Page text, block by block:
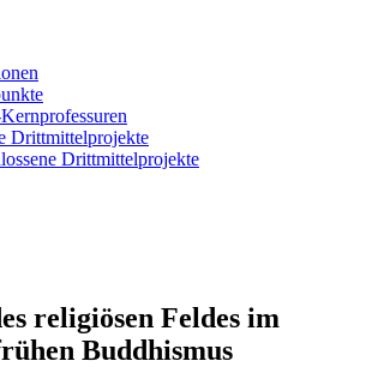
Drittmittelprojekte
Drittmittelprojekte
religiösen Feldes im
Buddhismus